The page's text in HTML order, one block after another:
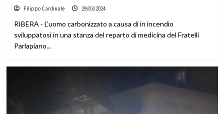
Filippo Cardinale 29/03/2024
RIBERA - L’uomo carbonizzato a causa di in incendio
sviluppatosi in una stanza del reparto di medicina del Fratelli
Parlapiano...